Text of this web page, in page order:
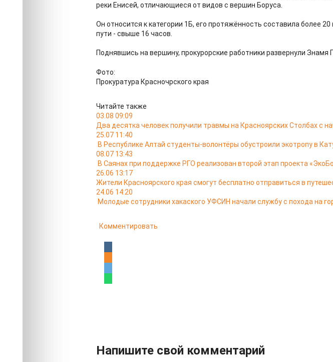
реки Енисей, отличающиеся от видов с вершин Боруса.
Он относится к категории 1Б, его протяжённость составила более
пути - свыше 16 часов.
Поднявшись на вершину, прокурорские работники развернули Знамя
Фото:
Прокуратура Красночрского края
Читайте также
03.08 09:09
Два десятка человек получили травмы на Красноярских Столбах с
25.07 11:40
В Республике Алтай студенты-волонтёры обустроили экотропу в
08.07 13:43
В Саянах при поддержке РГО реализован второй этап проекта
26.06 13:17
Жители Красноярского края смогут бесплатно отправиться в
24.06 14:20
Молодые сотрудники хакаского УФСИН начали службу с похода на
Комментировать
Напишите свой комментарий